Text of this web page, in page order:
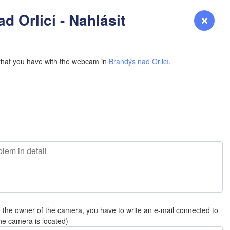
Přihlášení Premium myVentusky Předpověď
Orlicí - Nahlásit
you have with the webcam in Brandýs nad Orlicí.
the owner of the camera, you have to write an e-mail connected to
camera is located)